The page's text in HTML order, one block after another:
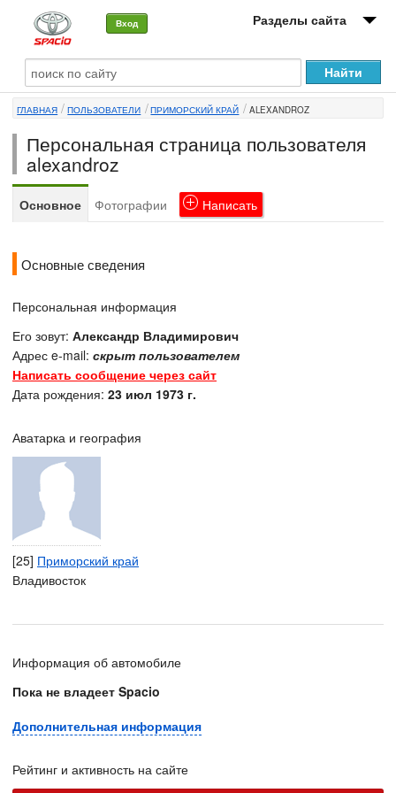
Вход Разделы сайта
О машине
Автоклуб
Форумы
Сервисы и услуги
ГЛАВНАЯ ПОЛЬЗОВАТЕЛИ ПРИМОРСКИЙ КРАЙ ALEXANDROZ
Персональная страница пользователя
alexandroz
Основное Фотографии Написать
Основные сведения
Персональная информация
Его зовут: Александр Владимирович
Адрес e-mail: скрыт пользователем
Написать сообщение через сайт
Дата рождения: 23 июл 1973 г.
Аватарка и география
[25] Приморский край
Владивосток
Информация об автомобиле
Пока не владеет Spacio
Дополнительная информация
Рейтинг и активность на сайте